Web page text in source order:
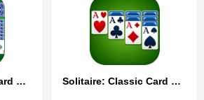
Classic Solitaire: Card Games Solitaire: Classic Card Games